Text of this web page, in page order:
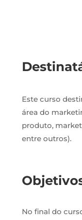
Este curso
área do
produto,
entre outros).
No final do